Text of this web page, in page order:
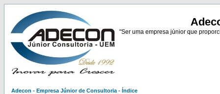
"Ser uma empresa júnior que
Adecon - Empresa Júnior de Consultoria - Índice